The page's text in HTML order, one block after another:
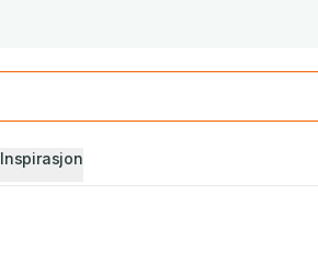
Inspirasjon